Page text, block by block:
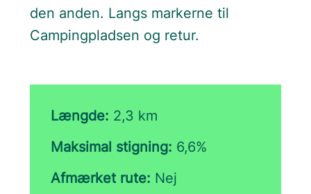
den anden. Langs markerne til
Campingpladsen og retur.
Længde: 2,3 km
Maksimal stigning: 6,6%
Afmærket rute: Nej